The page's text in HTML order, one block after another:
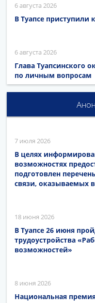
6 августа 2026
В Туапсе приступили
6 августа 2026
Глава Туапсинского
по личным вопросам
7 июля 2026
В целях
возможностях
подготовлен
связи, оказываемых
18 июня 2026
В Туапсе 26 июня
трудоустройства
возможностей»
8 июня 2026
Национальная